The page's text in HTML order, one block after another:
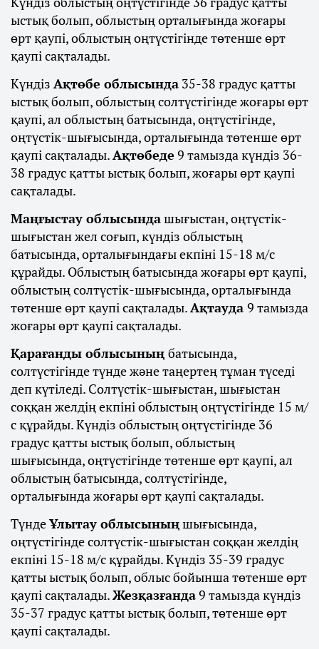
ыстық болып, облыстың орталығында жоғары
өрт қаупі, облыстың оңтүстігінде төтенше өрт
қаупі сақталады.
Күндіз Ақтөбе облысында 35-38 градус қатты
ыстық болып, облыстың солтүстігінде жоғары өрт
қаупі, ал облыстың батысында, оңтүстігінде,
оңтүстік-шығысында, орталығында төтенше өрт
қаупі сақталады.Ақтөбеде 9 тамызда күндіз 36-
38 градус қатты ыстық болып, жоғары өрт қаупі
сақталады.
Маңғыстау облысындашығыстан, оңтүстік-
шығыстан жел соғып, күндіз облыстың
батысында, орталығындағы екпіні 15-18 м/с
құрайды. Облыстың батысында жоғары өрт қаупі,
облыстың солтүстік-шығысында, орталығында
төтенше өрт қаупі сақталады.Ақтауда 9 тамызда
жоғары өрт қаупі сақталады.
Қарағанды облысының батысында,
солтүстігінде түнде және таңертең тұман түседі
деп күтіледі. Солтүстік-шығыстан, шығыстан
соққан желдің екпіні облыстың оңтүстігінде 15 м/
с құрайды. Күндіз облыстың оңтүстігінде 36
градус қатты ыстық болып, облыстың
шығысында, оңтүстігінде төтенше өрт қаупі, ал
облыстың батысында, солтүстігінде,
орталығында жоғары өрт қаупі сақталады.
ТүндеҰлытау облысыныңшығысында,
оңтүстігінде солтүстік-шығыстан соққан желдің
екпіні 15-18 м/с құрайды. Күндіз 35-39 градус
қатты ыстық болып, облыс бойынша төтенше өрт
қаупі сақталады.Жезқазғанда9 тамызда күндіз
35-37 градус қатты ыстық болып, төтенше өрт
қаупі сақталады.